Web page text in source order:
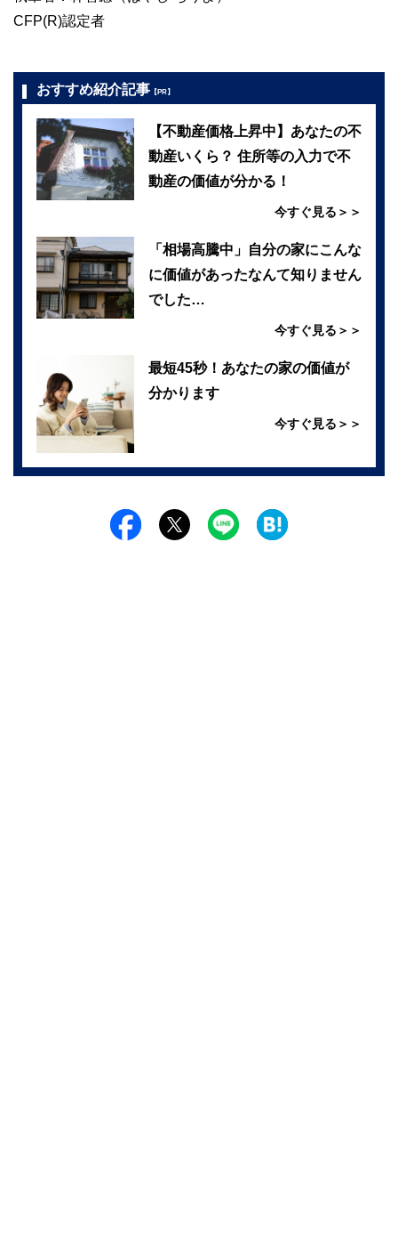
CFP(R)認定者
おすすめ紹介記事 【PR】
【不動産価格上昇中】あなたの不
動産いくら？ 住所等の入力で不
動産の価値が分かる！
今すぐ見る＞＞
「相場高騰中」自分の家にこんな
に価値があったなんて知りません
でした…
今すぐ見る＞＞
最短45秒！あなたの家の価値が
分かります
今すぐ見る＞＞